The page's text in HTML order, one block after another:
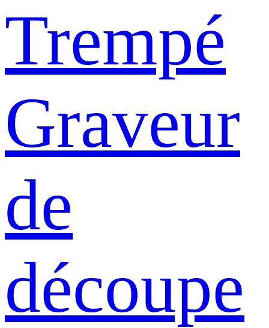
Trempé
Graveur
de
découpe